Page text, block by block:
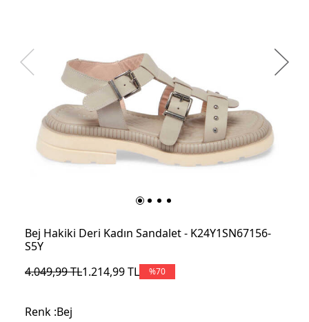
Bej Hakiki Deri Kadın Sandalet - K24Y1SN67156-
S5Y
4.049,99TL1.214,99TL %70
Renk :Bej